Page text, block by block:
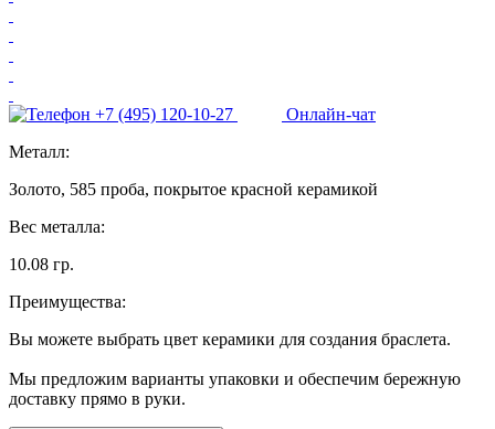
+7 (495) 120-10-27
Онлайн-чат
Металл:
Золото, 585 проба, покрытое красной керамикой
Вес металла:
10.08 гр.
Преимущества:
Вы можете выбрать цвет керамики для создания браслета.
Мы предложим варианты упаковки и обеспечим бережную
доставку прямо в руки.